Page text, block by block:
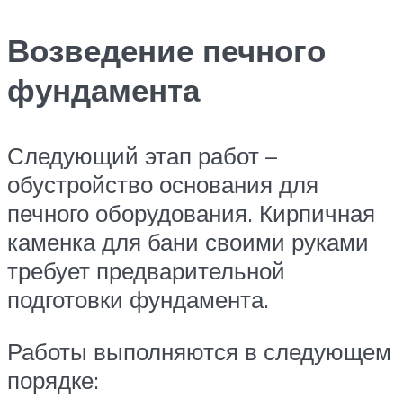
Возведение печного
фундамента
Следующий этап работ –
обустройство основания для
печного оборудования. Кирпичная
каменка для бани своими руками
требует предварительной
подготовки фундамента.
Работы выполняются в следующем
порядке: